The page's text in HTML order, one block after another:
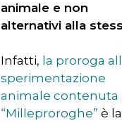
animale e non
alternativi alla
Infatti, la proroga
sperimentazione
animale contenuta
“Milleproroghe” è la